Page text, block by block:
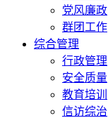
党风廉政
群团工作
综合管理
行政管理
安全质量
教育培训
信访综治